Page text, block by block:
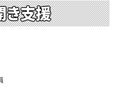
き支援